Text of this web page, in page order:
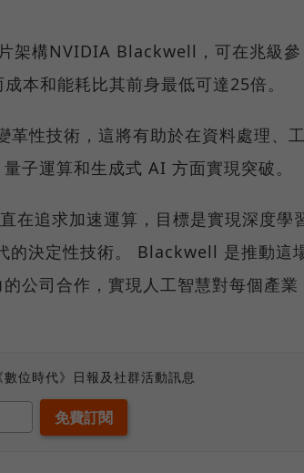
架構NVIDIA Blackwell，可在兆級參
本和能耗比其前身最低可達25倍。
性技術，這將有助於在資料處理、
子運算和生成式 AI 方面實現突破。
在追求加速運算，目標是實現深度學
的決定性技術。 Blackwell 是推動這
公司合作，實現人工智慧對每個產業
位時代》日報及社群活動訊息